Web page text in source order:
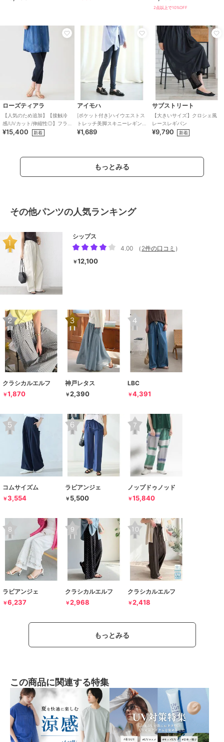
2点以上で10%OFF
ローズティアラ
【人気のため追加】【接触冷
感/UVカット/伸縮性◎】フラ
ワーレースレギンスパンツ
¥15,400 新着
アイモハ
[ポケット付き]ハイウエストス
トレッチ美脚スキニーレギン
スパンツ
¥1,689
サブストリート
【大きいサイズ】クロシェ風
レースレギパン
¥9,790 新着
もっとみる
その他パンツの人気ランキング
シップス
4.00
（ 2件の口コミ ）
￥12,100
クラシカルエルフ
￥1,870
神戸レタス
￥2,390
LBC
￥4,391
コムサイズム
￥3,554
ラビアンジェ
￥ 5,500
ノップドゥノッド
￥15,840
ラビアンジェ
￥6,237
クラシカルエルフ
￥2,968
クラシカルエルフ
￥2,418
もっとみる
この商品に関連する特集